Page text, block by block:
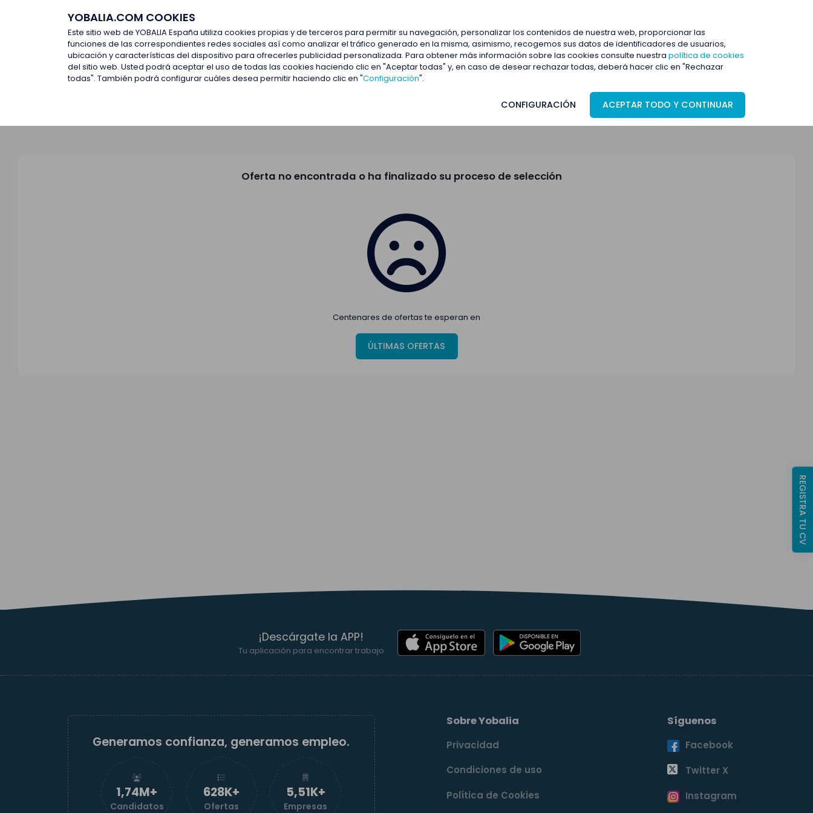
YOBALIA.COM COOKIES
Este sitio web de YOBALIA España utiliza cookies propias y de terceros para permitir su navegación, personalizar los contenidos de nuestra web, proporcionar las
funciones de las correspondientes redes sociales así como analizar el tráfico generado en la misma, asimismo, recogemos sus datos de identificadores de usuarios,
ubicación y características del dispositivo para ofrecerles publicidad personalizada. Para obtener más información sobre las cookies consulte nuestra política de cookies
del sitio web. Usted podrá aceptar el uso de todas las cookies haciendo clic en "Aceptar todas" y, en caso de desear rechazar todas, deberá hacer clic en "Rechazar
todas". También podrá configurar cuáles desea permitir haciendo clic en "Configuración".
CONFIGURACIÓN ACEPTAR TODO Y CONTINUAR
Últimas ofertas
Últimas ofertas
Oferta no encontrada o ha finalizado su proceso de selección
Centenares de ofertas te esperan en
ÚLTIMAS OFERTAS
¡Descárgate la APP!
Tu aplicación para encontrar trabajo
Generamos confianza, generamos empleo.
1,74M+
Candidatos
629K+
Ofertas
5,52K+
Empresas
Sobre Yobalia
Privacidad
Condiciones de uso
Política de Cookies
Síguenos
Facebook
Twitter X
Instagram
REGISTRA TU CV